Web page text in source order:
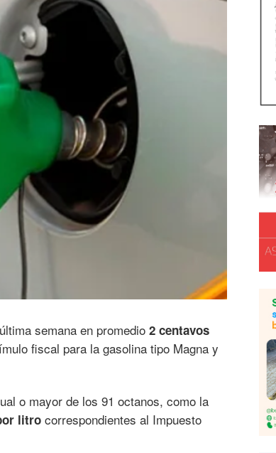
semana en promedio 2 centavos
fiscal para la gasolina tipo Magna y
o mayor de los 91 octanos, como la
litro correspondientes al Impuesto